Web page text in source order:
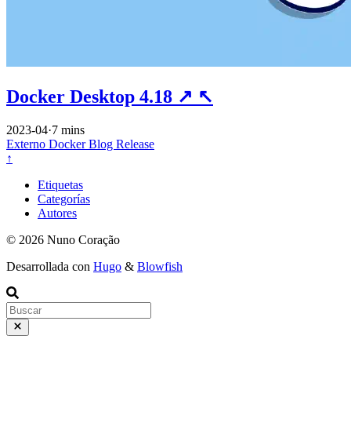
Docker Desktop 4.18 ↗ ↖
2023-04·7 mins
Externo DockerBlog Release
↑
Etiquetas
Categorías
Autores
© 2026 Nuno Coração
Desarrollada con Hugo & Blowfish